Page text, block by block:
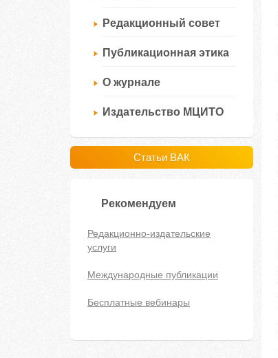
Редакционный совет
Публикационная этика
О журнале
Издательство МЦИТО
Статьи ВАК
Рекомендуем
Редакционно-издательские
услуги
Международные публикации
Бесплатные вебинары